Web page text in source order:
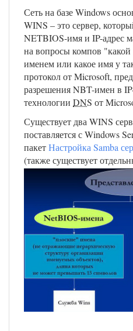
Сеть на базе Windows
WINS – это сервер,
NETBIOS-имя и IP-адрес
на вопросы компов
именем или какое имя у
протокол от Microsoft,
разрешения NBT-имен в
технологии DNS от
Существует два WINS
поставляется с Windows
пакетНастройка Samba
(также существует